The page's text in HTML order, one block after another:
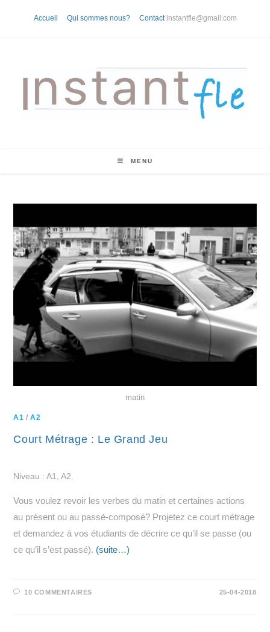
Accueil Qui sommes nous? Contact instantfle@gmail.com
MENU
matin
A1 /A2
Court Métrage : Le Grand Jeu
Niveau : A1, A2.
Vous voulez revoir les verbes du matin et certaines actions
au présent ou au passé-composé? Projetez ce court métrage
et demandez à vos étudiants de décrire ce qu’il se passe (ou
ce qu’il s’est passé). (suite…)
10 COMMENTAIRES 25-04-2018